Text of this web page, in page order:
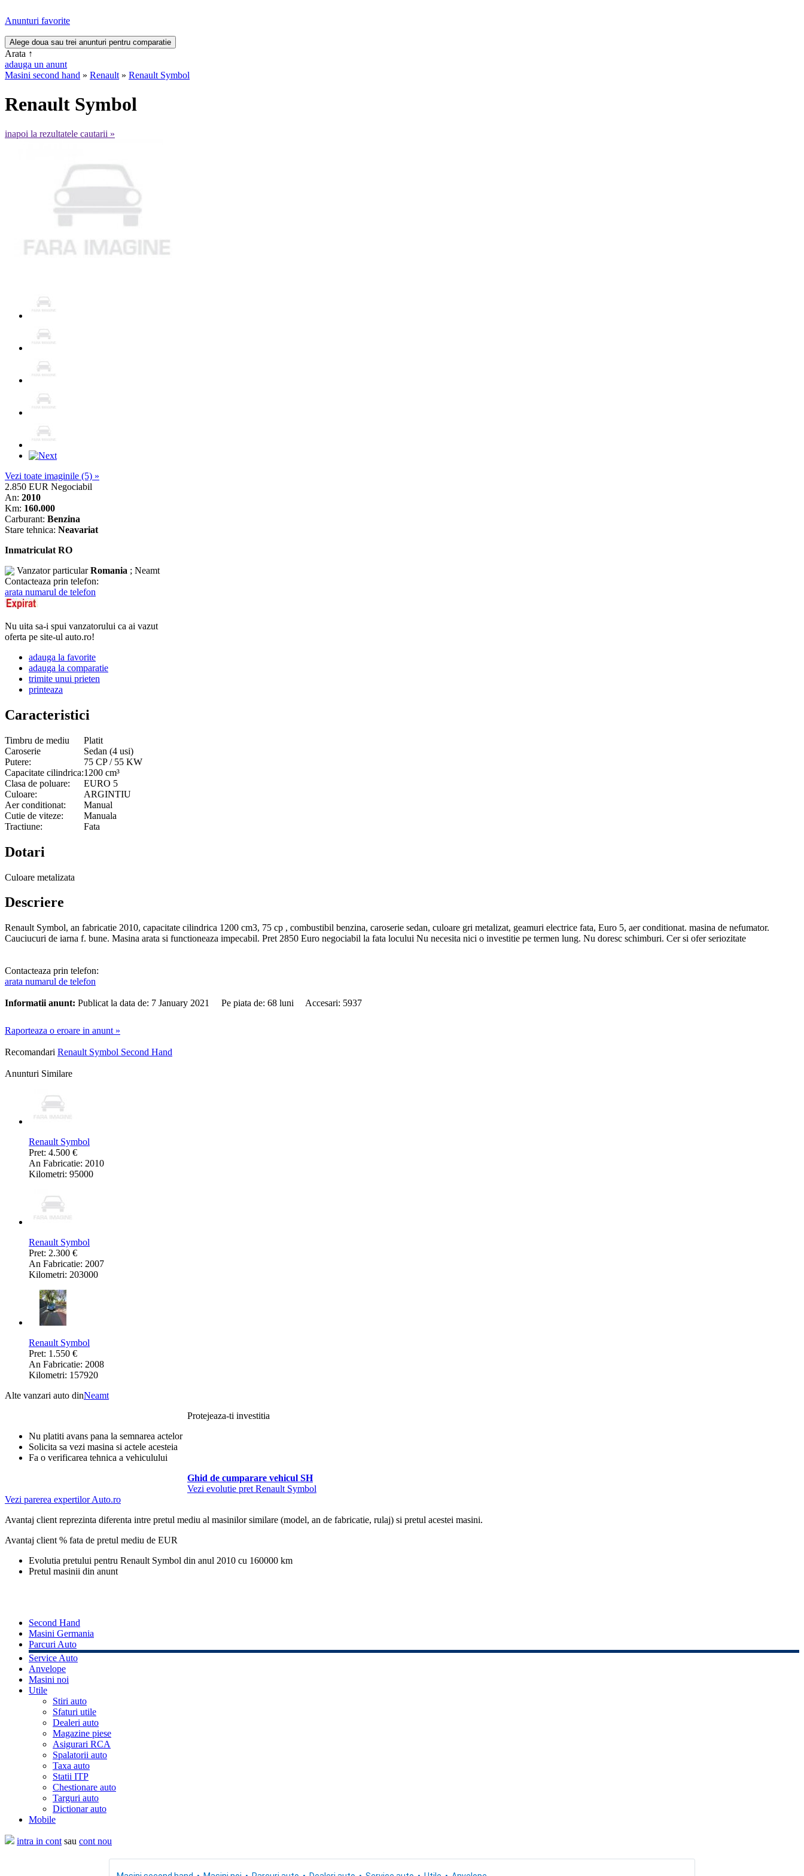
Anunturi favorite
Arata ↑
adauga un anunt
Masini second hand » Renault » Renault Symbol
Renault Symbol
inapoi la rezultatele cautarii »
Vezi toate imaginile (5) »
2.850 EUR Negociabil
An: 2010
Km: 160.000
Carburant: Benzina
Stare tehnica: Neavariat
Inmatriculat RO
Vanzator particularRomania ; Neamt
Contacteaza prin telefon:
arata numarul de telefon
Nu uita sa-i spui vanzatorului ca ai vazut
oferta pe site-ul auto.ro!
adauga la favorite
adauga la comparatie
trimite unui prieten
printeaza
Caracteristici
Timbru de mediu
Platit
Caroserie
Sedan (4 usi)
Putere:
75 CP / 55 KW
Capacitate cilindrica:1200 cm³
Clasa de poluare:
EURO 5
Culoare:
ARGINTIU
Aer conditionat:
Manual
Cutie de viteze:
Manuala
Tractiune:
Fata
Dotari
Culoare metalizata
Descriere
Renault Symbol, an fabricatie 2010, capacitate cilindrica 1200 cm3, 75 cp , combustibil benzina, caroserie sedan, culoare gri metalizat, geamuri electrice fata, Euro 5, aer conditionat. masina de nefumator.
Cauciucuri de iarna f. bune. Masina arata si functioneaza impecabil. Pret 2850 Euro negociabil la fata locului Nu necesita nici o investitie pe termen lung. Nu doresc schimburi. Cer si ofer seriozitate
Contacteaza prin telefon:
arata numarul de telefon
Informatii anunt: Publicat la data de: 7 January 2021 Pe piata de: 68 luni Accesari: 5937
Raporteaza o eroare in anunt »
Recomandari Renault Symbol Second Hand
Anunturi Similare
Renault Symbol
Pret: 4.500 €
An Fabricatie: 2010
Kilometri: 95000
Renault Symbol
Pret: 2.300 €
An Fabricatie: 2007
Kilometri: 203000
Renault Symbol
Pret: 1.550 €
An Fabricatie: 2008
Kilometri: 157920
Alte vanzari auto dinNeamt
Protejeaza-ti investitia
Nu platiti avans pana la semnarea actelor
Solicita sa vezi masina si actele acesteia
Fa o verificarea tehnica a vehiculului
Ghid de cumparare vehicul SH
Vezi evolutie pret Renault Symbol
Vezi parerea expertilor Auto.ro
Avantaj client reprezinta diferenta intre pretul mediu al masinilor similare (model, an de fabricatie, rulaj) si pretul acestei masini.
Avantaj client % fata de pretul mediu de EUR
Evolutia pretului pentru Renault Symbol din anul 2010 cu 160000 km
Pretul masinii din anunt
Second Hand
Masini Germania
Parcuri Auto
Service Auto
Anvelope
Masini noi
Utile
Stiri auto
Sfaturi utile
Dealeri auto
Magazine piese
Asigurari RCA
Spalatorii auto
Taxa auto
Statii ITP
Chestionare auto
Targuri auto
Dictionar auto
Mobile
intra in cont sau cont nou